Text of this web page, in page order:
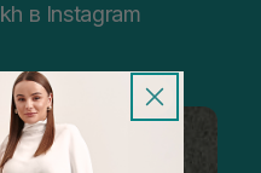
в Instagram